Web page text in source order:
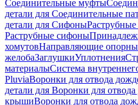
Соединительные муфты
детали для Соединительные
детали для Сифоны
Раструбные сифоны
хомутовНаправляющие
желобаЗаглушкиУплотнения
материалыСистема
PluviaВоронки для отвода
детали для Воронки для
крышиВоронки для отвода